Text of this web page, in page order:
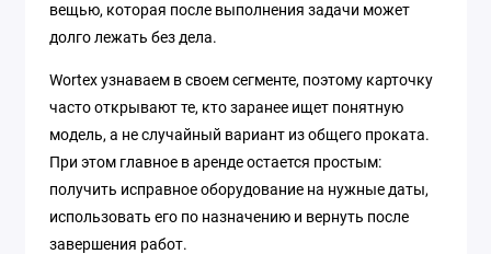
вещью, которая после выполнения задачи может
долго лежать без дела.
Wortex узнаваем в своем сегменте, поэтому карточку
часто открывают те, кто заранее ищет понятную
модель, а не случайный вариант из общего проката.
При этом главное в аренде остается простым:
получить исправное оборудование на нужные даты,
использовать его по назначению и вернуть после
завершения работ.